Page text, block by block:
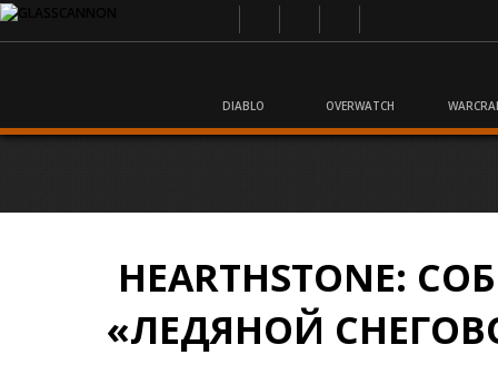
DIABLO OVERWATCH
HEARTHSTONE:
«ЛЕДЯНОЙ